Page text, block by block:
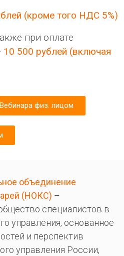
(кроме того НДС 5%)
при оплате
10 500 рублей (включая
физ. лицом
объединение
(НОКС) –
специалистов в
управления, основанное
и перспектив
управления России,